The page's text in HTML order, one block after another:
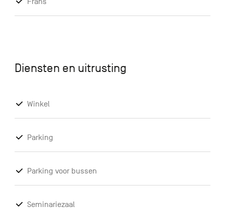
Diensten en uitrusting
Winkel
Parking
Parking voor bussen
Seminariezaal